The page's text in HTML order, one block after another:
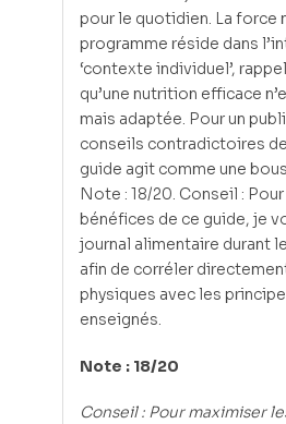
pour le quotidien. La force
programme réside dans
‘contexte individuel’,
qu’une nutrition efficace
mais adaptée. Pour un
conseils contradictoires
guide agit comme une
Note : 18/20. Conseil :
bénéfices de ce guide, je
journal alimentaire durant
afin de corréler
physiques avec les
enseignés.
Note : 18/20
Conseil : Pour maximiser